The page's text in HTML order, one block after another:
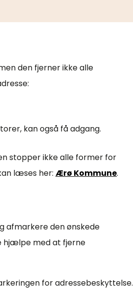
den fjerner ikke alle
kan også få adgang.
stopper ikke alle former for
læses her: Ærø Kommune.
afmarkere den ønskede
hjælpe med at fjerne
for adressebeskyttelse.